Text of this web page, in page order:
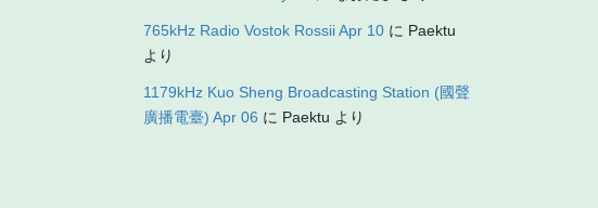
765kHz Radio Vostok Rossii Apr 10 に Paektu
より
1179kHz Kuo Sheng Broadcasting Station (國聲
廣播電臺) Apr 06 に Paektu より